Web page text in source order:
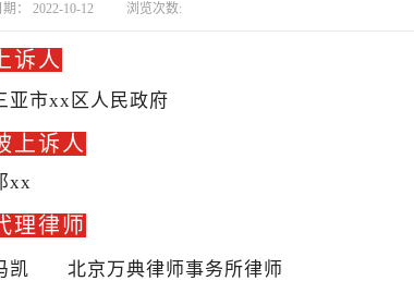
期： 2022-10-12 浏览次数:
上诉人
亚市xx区人民政府
上诉人
xx
理律师
凯 北京万典律师事务所律师